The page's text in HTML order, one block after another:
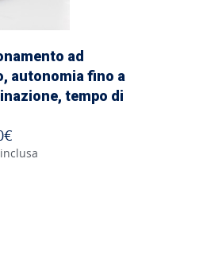
ad
autonomia fino a
tempo di